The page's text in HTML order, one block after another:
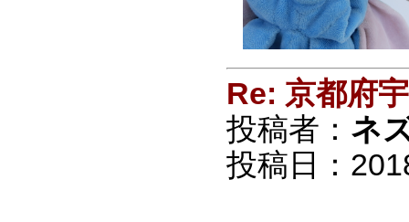
Re: 京都府
投稿者： ネ
投稿日：